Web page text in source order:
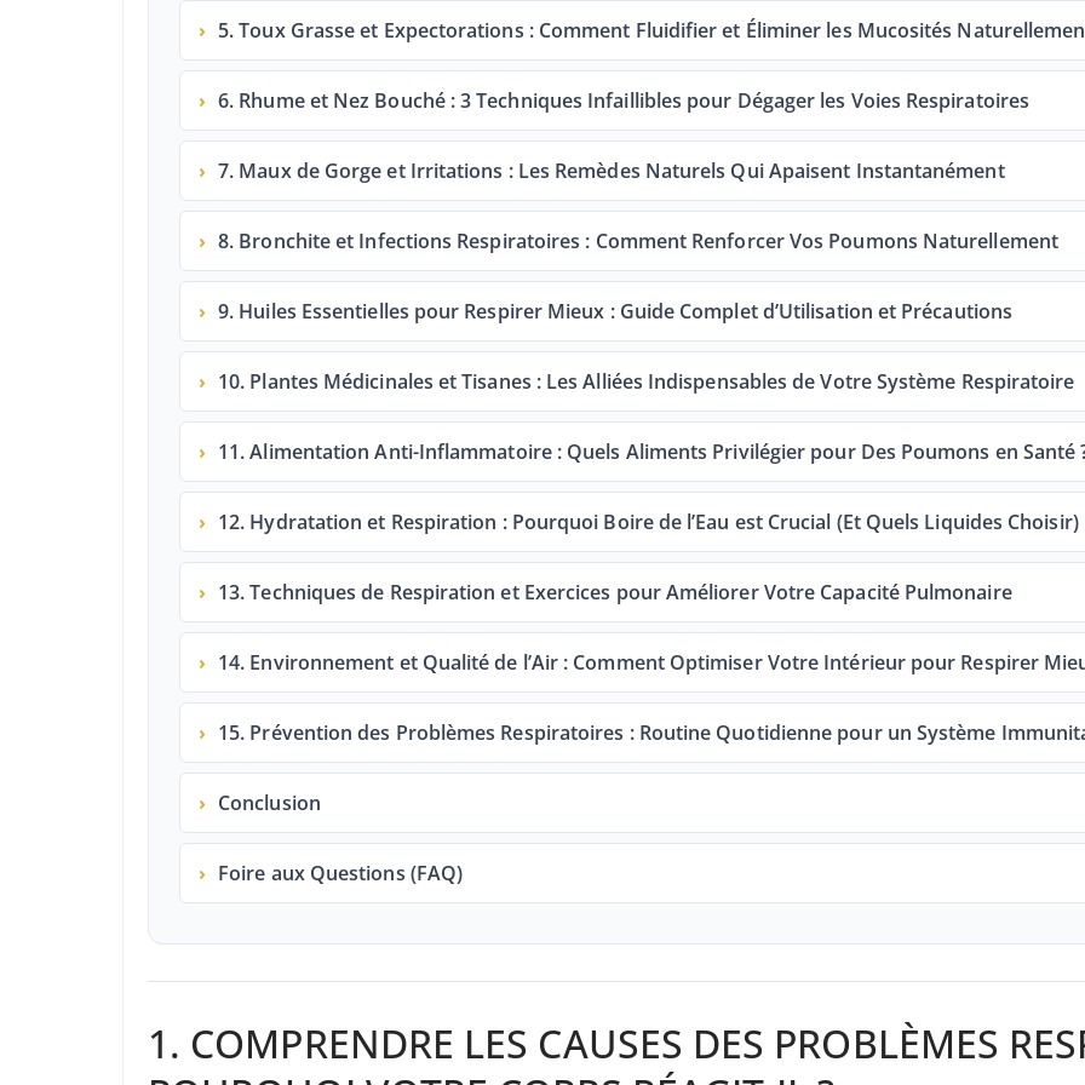
› 5. Toux Grasse et Expectorations : Comment Fluidifier et Éliminer les Mucosités
› 6. Rhume et Nez Bouché : 3 Techniques Infaillibles pour Dégager les Voies Respiratoires
› 7. Maux de Gorge et Irritations : Les Remèdes Naturels Qui Apaisent Instantanément
› 8. Bronchite et Infections Respiratoires : Comment Renforcer Vos Poumons Naturellement
› 9. Huiles Essentielles pour Respirer Mieux : Guide Complet d’Utilisation et Précautions
› 10. Plantes Médicinales et Tisanes : Les Alliées Indispensables de Votre Système Respiratoire
› 11. Alimentation Anti-Inflammatoire : Quels Aliments Privilégier pour Des Poumons en Santé
› 12. Hydratation et Respiration : Pourquoi Boire de l’Eau est Crucial (Et Quels Liquides Choisir)
› 13. Techniques de Respiration et Exercices pour Améliorer Votre Capacité Pulmonaire
› 14. Environnement et Qualité de l’Air : Comment Optimiser Votre Intérieur pour Respirer
› 15. Prévention des Problèmes Respiratoires : Routine Quotidienne pour un Système
› Conclusion
› Foire aux Questions (FAQ)
1. COMPRENDRE LES CAUSES DES PROBLÈMES